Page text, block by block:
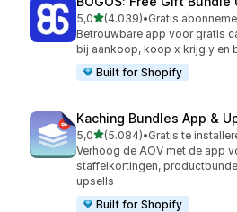
5,0van 5 sterren
(4.039)
4039 recensies in totaal
•
Betrouwbare app voor gratis
bij aankoop, koop x krijg y en
Built for Shopify
Kaching Bundles App &
5,0van 5 sterren
(5.084)
5084 recensies in totaal
•Gratis te
Verhoog de AOV met de app
staffelkortingen,
upsells
Built for Shopify